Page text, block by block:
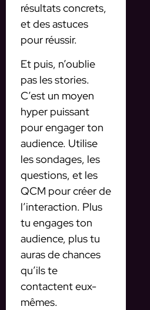
résultats concrets,
et des astuces
pour réussir.
Et puis, n’oublie
pas les stories.
C’est un moyen
hyper puissant
pour engager ton
audience. Utilise
les sondages, les
questions, et les
QCM pour créer de
l’interaction. Plus
tu engages ton
audience, plus tu
auras de chances
qu’ils te
contactent eux-
mêmes.